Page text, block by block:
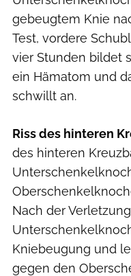
gebeugtem Knie
Test, vordere
vier Stunden bildet
ein Hämatom und
schwillt an.
Riss des hinteren
des hinteren
Nach der
Kniebeugung und
gegen den